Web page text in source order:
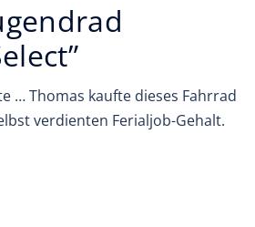
… Thomas kaufte dieses Fahrrad
verdienten Ferialjob-Gehalt.